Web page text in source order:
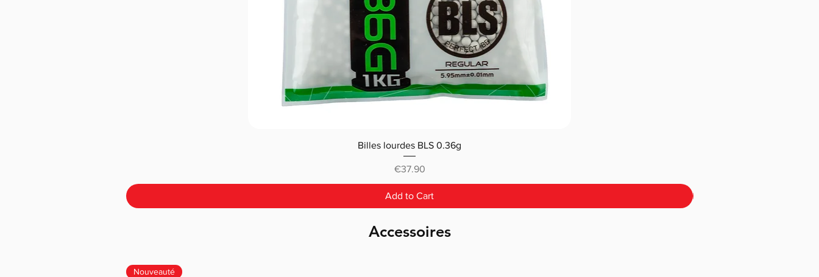
Billes lourdes BLS 0.36g
Price
€37.90
Add to Cart
Accessoires
Nouveauté